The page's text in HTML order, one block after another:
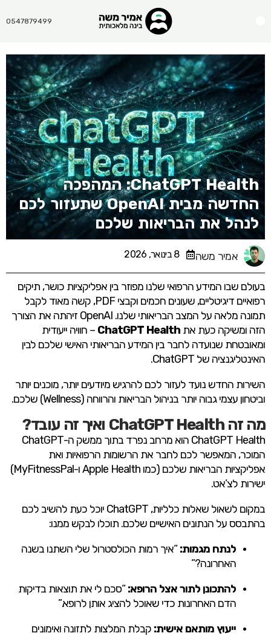
0547879499
ChatGPT Health: המהפכה
החדשה מבית OpenAI שתעזור לכם
לנהל את הבריאות שלכם
אמיר משה 8 בינואר, 2026
בעולם שבו המידע הרפואי שלנו מפוזר בין אפליקציות כושר, תיקים
רפואיים דיגיטליים, שעונים חכמים וקבצי PDF, קשה מאוד לקבל
תמונה מלאה על המצב הבריאותי שלנו. OpenAI זיהתה את הצורך
הזה ומשיקה כעת את ChatGPT Health – חוויה ייעודית
ומאובטחת שנועדה לחבר בין המידע הבריאותי האישי שלכם לבין
האינטליגנציה של ChatGPT.
השירות החדש נועד לעזור לכם להרגיש מיודעים יותר, מוכנים יותר
וביטחון עצמי גבוה יותר בניהול הבריאות והרווחה (Wellness) שלכם.
מה זה ChatGPT Health ואיך זה עובד?
ChatGPT Health הוא מרחב נפרד בתוך ממשק ה-ChatGPT
המוכר, המאפשר לכם לחבר את הרשומות הרפואיות ואת
אפליקציות הבריאות שלכם (כמו Apple Health ו-MyFitnessPal)
ישירות לצ’אט.
במקום לשאול שאלות כלליות, ChatGPT יוכל כעת להשיב לכם
בהתבסס על הנתונים האישיים שלכם. תוכלו לבקש ממנו:
לנתח מגמות:“איך רמות הכולסטרול שלי השתנו בשנה
האחרונה?”
להתכונן לתור אצל הרופא:“סכם לי את תוצאות בדיקות
הדם האחרונות כדי שאוכל להציג אותן לרופא.”
ייעוץ מותאם אישית: קבלת המלצות לתזונה ואימונים